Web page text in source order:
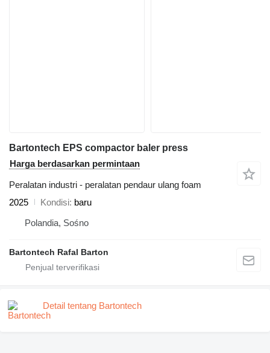
Bartontech EPS compactor baler press
Harga berdasarkan permintaan
Peralatan industri - peralatan pendaur ulang foam
2025
Kondisi baru
Polandia, Sośno
Bartontech Rafal Barton
Detail tentang Bartontech